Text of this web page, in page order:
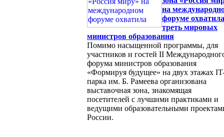
на
форуме охватила
треть мировых
министров образования
Помимо насыщенной программы, для
участников и гостей II
форума министров образования
«Формируя будущее» на двух этажах
парка им. Б. Рамеева организована
выставочная зона, знакомящая
посетителей с лучшими практиками и
ведущими образовательными
России.